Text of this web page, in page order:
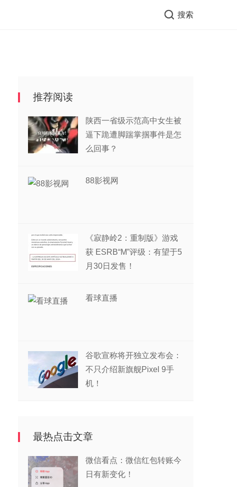
搜索
推荐阅读
陕西一省级示范高中女生被
逼下跪遭脚踹掌掴事件是怎
么回事？
88影视网
《寂静岭2：重制版》游戏
获 ESRB“M”评级：有望于5
月30日发售！
看球直播
谷歌宣称将开独立发布会：
不只介绍新旗舰Pixel 9手
机！
最热点击文章
微信看点：微信红包转账今
日有新变化！